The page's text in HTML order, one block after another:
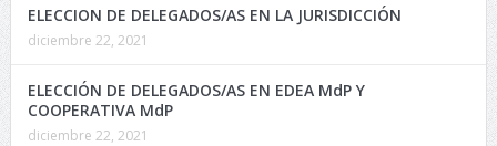
ELECCION DE DELEGADOS/AS EN LA JURISDICCIÓN
diciembre 22, 2021
ELECCIÓN DE DELEGADOS/AS EN EDEA MdP Y
COOPERATIVA MdP
diciembre 22, 2021